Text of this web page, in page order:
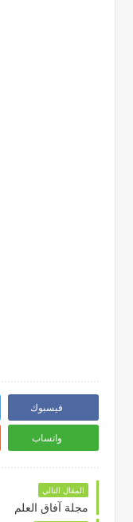
فيسبوك
واتساب
المقال التالي
مجلة آفاق العلم